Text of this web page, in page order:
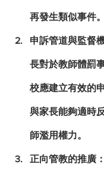
再發生類似事件。
申訴管道與監督
長對於教師體罰
校應建立有效的
與家長能夠適時
師濫用權力。
正向管教的推廣